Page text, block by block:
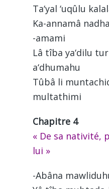
Ta‘yal ‘uqûlu
Ka-annamâ
-amami
Lâ tîba ya‘dilu
a‘dhumahu
Tûbâ li
multathimi
Chapitre 4
« De sa nativité,
lui »
-Abâna